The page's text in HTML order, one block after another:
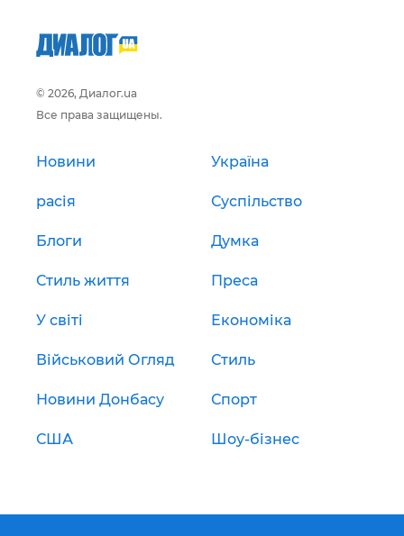
© 2026, Диалог.ua
Все права защищены.
Новини Україна
расія Суспільство
Блоги Думка
Стиль життя Преса
У світі Економіка
Військовий Огляд Стиль
Новини Донбасу Спорт
США Шоу-бізнес